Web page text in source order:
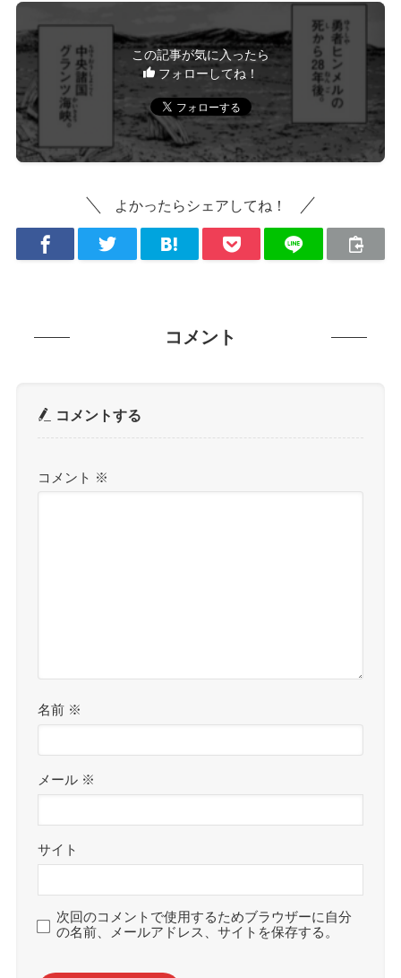
この記事が気に入ったら
フォローしてね！
よかったらシェアしてね！
コメント
コメントする
コメント ※
名前 ※
メール ※
サイト
次回のコメントで使用するためブラウザーに自分
の名前、メールアドレス、サイトを保存する。